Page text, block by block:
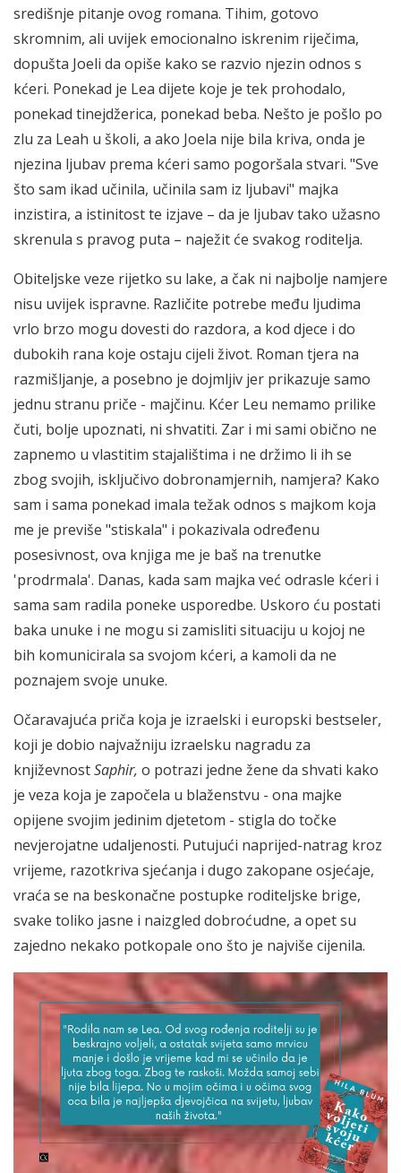
središnje pitanje ovog romana. Tihim, gotovo
skromnim, ali uvijek emocionalno iskrenim riječima,
dopušta Joeli da opiše kako se razvio njezin odnos s
kćeri. Ponekad je Lea dijete koje je tek prohodalo,
ponekad tinejdžerica, ponekad beba. Nešto je pošlo po
zlu za Leah u školi, a ako Joela nije bila kriva, onda je
njezina ljubav prema kćeri samo pogoršala stvari. "Sve
što sam ikad učinila, učinila sam iz ljubavi" majka
inzistira, a istinitost te izjave – da je ljubav tako užasno
skrenula s pravog puta – naježit će svakog roditelja.
Obiteljske veze rijetko su lake, a čak ni najbolje namjere
nisu uvijek ispravne. Različite potrebe među ljudima
vrlo brzo mogu dovesti do razdora, a kod djece i do
dubokih rana koje ostaju cijeli život. Roman tjera na
razmišljanje, a posebno je dojmljiv jer prikazuje samo
jednu stranu priče - majčinu. Kćer Leu nemamo prilike
čuti, bolje upoznati, ni shvatiti. Zar i mi sami obično ne
zapnemo u vlastitim stajalištima i ne držimo li ih se
zbog svojih, isključivo dobronamjernih, namjera? Kako
sam i sama ponekad imala težak odnos s majkom koja
me je previše "stiskala" i pokazivala određenu
posesivnost, ova knjiga me je baš na trenutke
'prodrmala'. Danas, kada sam majka već odrasle kćeri i
sama sam radila poneke usporedbe. Uskoro ću postati
baka unuke i ne mogu si zamisliti situaciju u kojoj ne
bih komunicirala sa svojom kćeri, a kamoli da ne
poznajem svoje unuke.
Očaravajuća priča koja je izraelski i europski bestseler,
koji je dobio najvažniju izraelsku nagradu za
književnostSaphir, o potrazi jedne žene da shvati kako
je veza koja je započela u blaženstvu - ona majke
opijene svojim jedinim djetetom - stigla do točke
nevjerojatne udaljenosti. Putujući naprijed-natrag kroz
vrijeme, razotkriva sjećanja i dugo zakopane osjećaje,
vraća se na beskonačne postupke roditeljske brige,
svake toliko jasne i naizgled dobroćudne, a opet su
zajedno nekako potkopale ono što je najviše cijenila.